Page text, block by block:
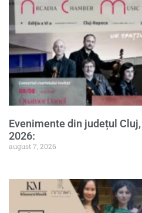
Evenimente din județul
2026:
august 7, 2026